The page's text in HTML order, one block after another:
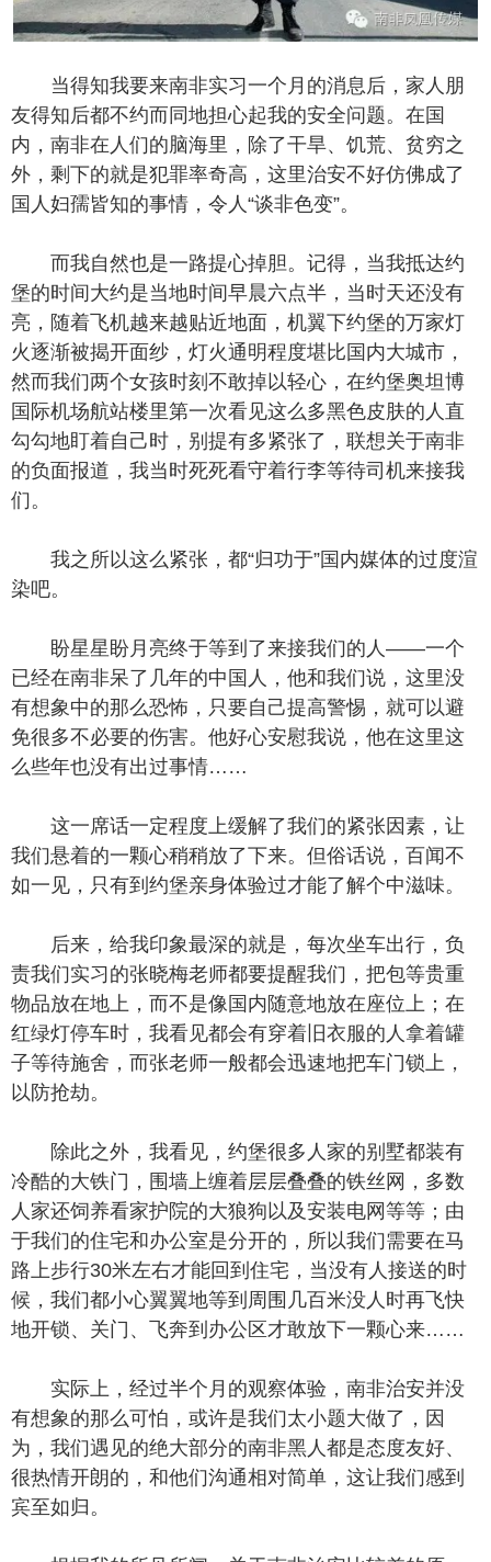
当得知我要来南非实习一个月的消息后，家人朋
友得知后都不约而同地担心起我的安全问题。在国
内，南非在人们的脑海里，除了干旱、饥荒、贫穷之
外，剩下的就是犯罪率奇高，这里治安不好仿佛成了
国人妇孺皆知的事情，令人“谈非色变”。
而我自然也是一路提心掉胆。记得，当我抵达约
堡的时间大约是当地时间早晨六点半，当时天还没有
亮，随着飞机越来越贴近地面，机翼下约堡的万家灯
火逐渐被揭开面纱，灯火通明程度堪比国内大城市，
然而我们两个女孩时刻不敢掉以轻心，在约堡奥坦博
国际机场航站楼里第一次看见这么多黑色皮肤的人直
勾勾地盯着自己时，别提有多紧张了，联想关于南非
的负面报道，我当时死死看守着行李等待司机来接我
们。
我之所以这么紧张，都“归功于”国内媒体的过度渲
染吧。
盼星星盼月亮终于等到了来接我们的人——一个
已经在南非呆了几年的中国人，他和我们说，这里没
有想象中的那么恐怖，只要自己提高警惕，就可以避
免很多不必要的伤害。他好心安慰我说，他在这里这
么些年也没有出过事情……
这一席话一定程度上缓解了我们的紧张因素，让
我们悬着的一颗心稍稍放了下来。但俗话说，百闻不
如一见，只有到约堡亲身体验过才能了解个中滋味。
后来，给我印象最深的就是，每次坐车出行，负
责我们实习的张晓梅老师都要提醒我们，把包等贵重
物品放在地上，而不是像国内随意地放在座位上；在
红绿灯停车时，我看见都会有穿着旧衣服的人拿着罐
子等待施舍，而张老师一般都会迅速地把车门锁上，
以防抢劫。
除此之外，我看见，约堡很多人家的别墅都装有
冷酷的大铁门，围墙上缠着层层叠叠的铁丝网，多数
人家还饲养看家护院的大狼狗以及安装电网等等；由
于我们的住宅和办公室是分开的，所以我们需要在马
路上步行30米左右才能回到住宅，当没有人接送的时
候，我们都小心翼翼地等到周围几百米没人时再飞快
地开锁、关门、飞奔到办公区才敢放下一颗心来……
实际上，经过半个月的观察体验，南非治安并没
有想象的那么可怕，或许是我们太小题大做了，因
为，我们遇见的绝大部分的南非黑人都是态度友好、
很热情开朗的，和他们沟通相对简单，这让我们感到
宾至如归。